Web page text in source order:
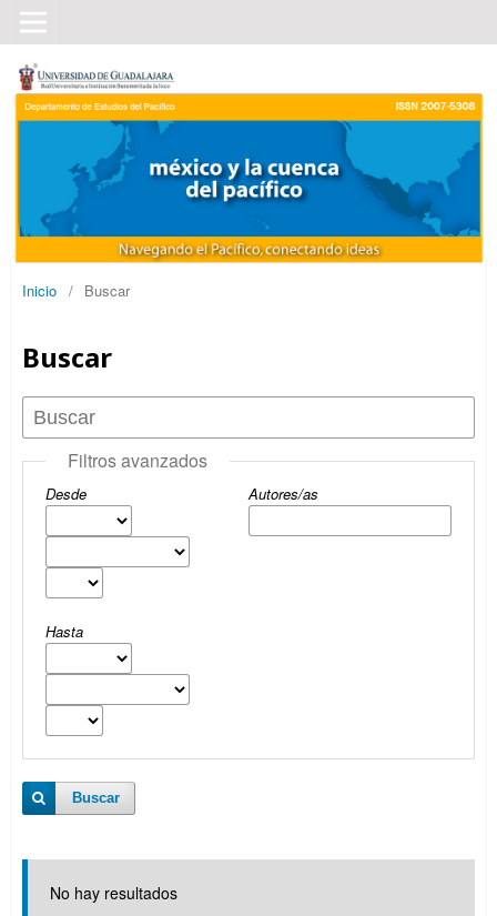
Inicio / Buscar
Buscar
Filtros avanzados
Desde
Hasta
Autores/as
Buscar
No hay resultados